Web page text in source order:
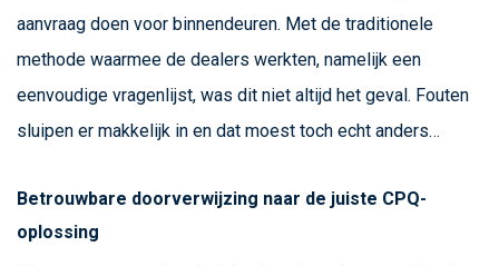
aanvraag doen voor binnendeuren. Met de traditionele
methode waarmee de dealers werkten, namelijk een
eenvoudige vragenlijst, was dit niet altijd het geval. Fouten
sluipen er makkelijk in en dat moest toch echt anders…
Betrouwbare doorverwijzing naar de juiste CPQ-
oplossing